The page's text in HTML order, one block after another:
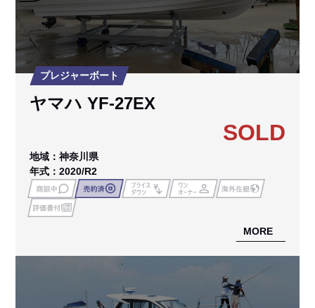
プレジャーボート
ヤマハ YF-27EX
SOLD
地域：神奈川県
年式：2020/R2
MORE